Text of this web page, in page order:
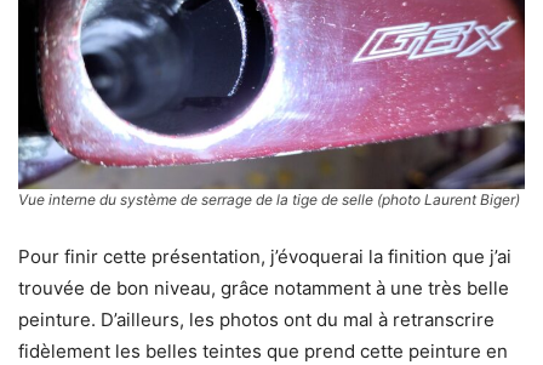
Vue interne du système de serrage de la tige de selle (photo Laurent Biger)
Pour finir cette présentation, j’évoquerai la finition que j’ai
trouvée de bon niveau, grâce notamment à une très belle
peinture. D’ailleurs, les photos ont du mal à retranscrire
fidèlement les belles teintes que prend cette peinture en